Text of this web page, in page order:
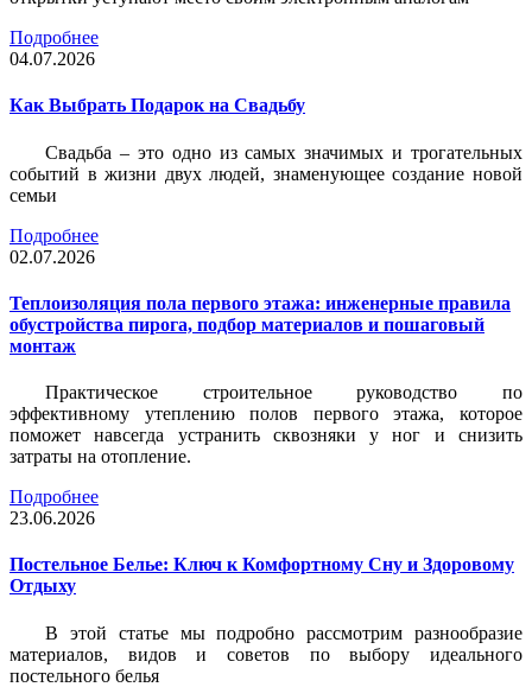
Подробнее
04.07.2026
Как Выбрать Подарок на Свадьбу
Свадьба – это одно из самых значимых и трогательных
событий в жизни двух людей, знаменующее создание новой
семьи
Подробнее
02.07.2026
Теплоизоляция пола первого этажа: инженерные правила
обустройства пирога, подбор материалов и пошаговый
монтаж
Практическое строительное руководство по
эффективному утеплению полов первого этажа, которое
поможет навсегда устранить сквозняки у ног и снизить
затраты на отопление.
Подробнее
23.06.2026
Постельное Белье: Ключ к Комфортному Сну и Здоровому
Отдыху
В этой статье мы подробно рассмотрим разнообразие
материалов, видов и советов по выбору идеального
постельного белья